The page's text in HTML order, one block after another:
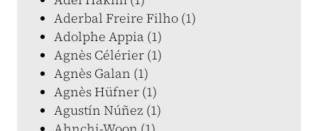
Aderbal Freire Filho (1)
Adolphe Appia (1)
Agnès Célérier (1)
Agnès Galan (1)
Agnès Hüfner (1)
Agustín Núñez (1)